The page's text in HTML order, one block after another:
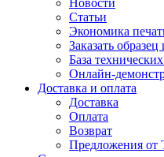
Новости
Статьи
Экономика
Заказать образец
База
Онлайн-
Доставка и оплата
Доставка
Оплата
Возврат
Предложения от